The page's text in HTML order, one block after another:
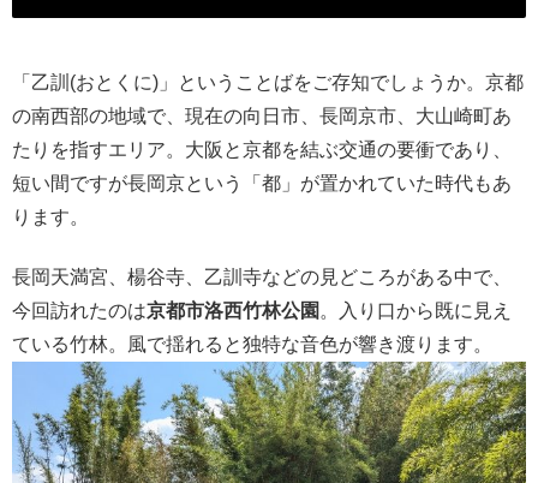
「乙訓(おとくに)」ということばをご存知でしょうか。京都
の南西部の地域で、現在の向日市、長岡京市、大山崎町あ
たりを指すエリア。大阪と京都を結ぶ交通の要衝であり、
短い間ですが長岡京という「都」が置かれていた時代もあ
ります。
長岡天満宮、楊谷寺、乙訓寺などの見どころがある中で、
今回訪れたのは京都市洛西竹林公園 。入り口から既に見え
ている竹林。風で揺れると独特な音色が響き渡ります。